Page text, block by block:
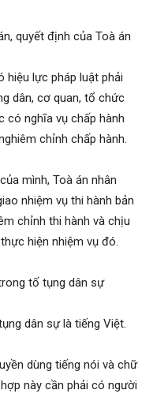
quyết định của Toà án
hiệu lực pháp luật phải
dân, cơ quan, tổ chức
có nghĩa vụ chấp hành
chỉnh chấp hành.
mình, Toà án nhân
nhiệm vụ thi hành bản
chỉnh thi hành và chịu
hiện nhiệm vụ đó.
tố tụng dân sự
dân sự là tiếng Việt.
dùng tiếng nói và chữ
này cần phải có người